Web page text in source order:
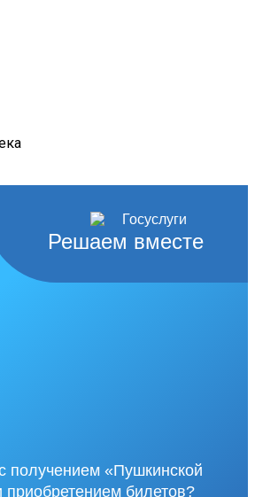
Решаем вместе
получением «Пушкинской
приобретением билетов?